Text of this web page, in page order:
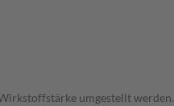
umgestellt werden.